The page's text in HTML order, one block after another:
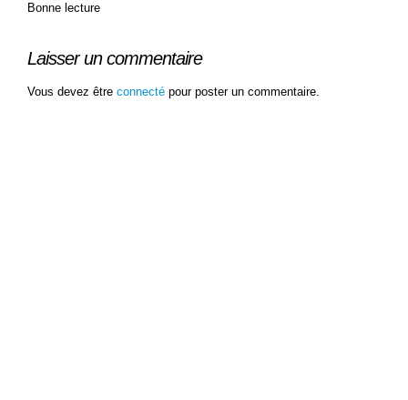
Bonne lecture
Laisser un commentaire
Vous devez être connecté pour poster un commentaire.